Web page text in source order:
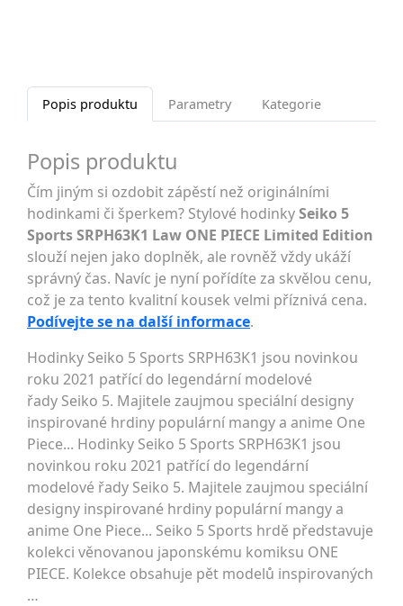
Popis produktu Parametry Kategorie
Popis produktu
Čím jiným si ozdobit zápěstí než originálními
hodinkami či šperkem? Stylové hodinkySeiko 5
Sports SRPH63K1 Law ONE PIECE Limited Edition
slouží nejen jako doplněk, ale rovněž vždy ukáží
správný čas. Navíc je nyní pořídíte za skvělou cenu,
což je za tento kvalitní kousek velmi příznivá cena.
Podívejte se na další informace.
Hodinky Seiko 5 Sports SRPH63K1 jsou novinkou
roku 2021 patřící do legendární modelové
řady Seiko 5. Majitele zaujmou speciální designy
inspirované hrdiny populární mangy a anime One
Piece... Hodinky Seiko 5 Sports SRPH63K1 jsou
novinkou roku 2021 patřící do legendární
modelové řady Seiko 5. Majitele zaujmou speciální
designy inspirované hrdiny populární mangy a
anime One Piece... Seiko 5 Sports hrdě představuje
kolekci věnovanou japonskému komiksu ONE
PIECE. Kolekce obsahuje pět modelů inspirovaných
…